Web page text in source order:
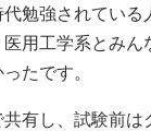
勉強されてい
用工学系とみ
たです。
有し、試験前